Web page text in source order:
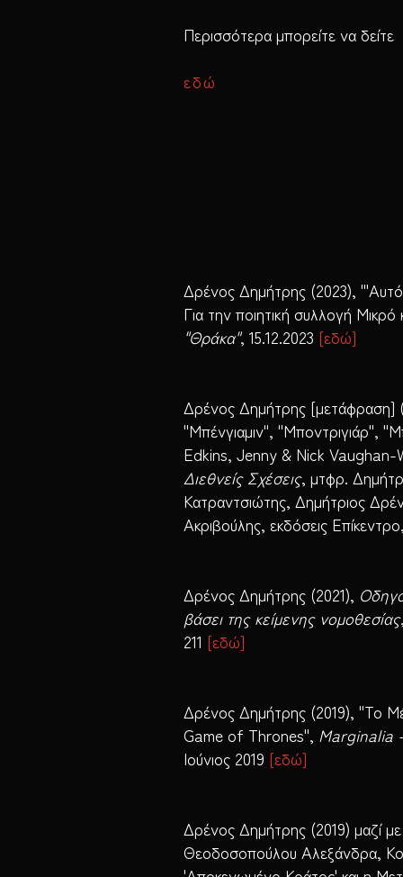
Περισσότερα μπορείτε να δείτε
εδώ
Δρένος Δημήτρης (2023), "'Αυτό
Για την ποιητική συλλογή
"Θράκα", 15.12.2023 [εδώ]
Δρένος Δημήτρης [μετάφραση]
"Μπένγιαμιν", "Μποντριγιάρ",
Edkins, Jenny & Nick Vaughan-
Διεθνείς Σχέσεις, μτφρ.
Κατραντσιώτης, Δημήτριος
Ακριβούλης, εκδόσεις
Δρένος Δημήτρης (2021),
βάσει της κείμενης νομοθεσίας
211 [εδώ]
Δρένος Δημήτρης (2019), "Το
Game of Thrones", Marginalia
Ιούνιος 2019 [εδώ]
Δρένος Δημήτρης (2019) μαζί
Θεοδοσοπούλου Αλεξάνδρα,